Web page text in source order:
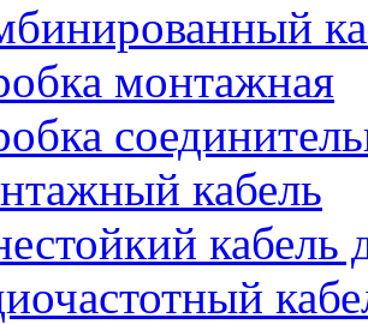
монтажная
кабель